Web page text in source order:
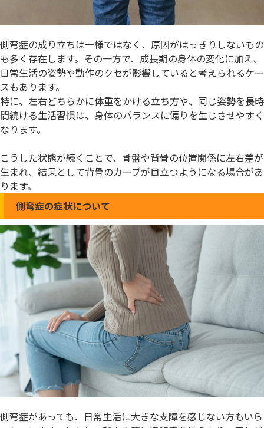
側弯症の成り立ちは一様ではなく、原因がはっきりしないもの
も多く存在します。その一方で、成長期の身体の変化に加え、
日常生活の姿勢や動作のクセが影響していると考えられるケー
スもあります。
特に、左右どちらかに体重をかける立ち方や、同じ姿勢を長時
間続ける生活習慣は、身体のバランスに偏りを生じさせやすく
なります。
こうした状態が続くことで、骨盤や背骨の位置関係に左右差が
生まれ、結果として背骨のカーブが目立つようになる場合があ
ります。
側弯症の症状について
側弯症があっても、日常生活に大きな支障を感じない方もいら